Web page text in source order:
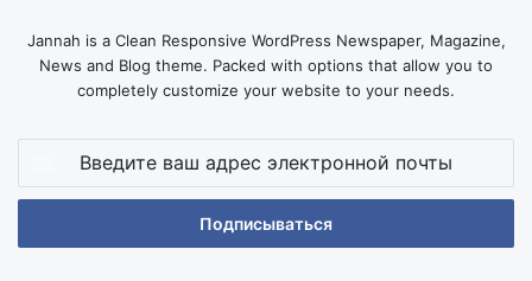
Jannah is a Clean Responsive WordPress Newspaper, Magazine,
News and Blog theme. Packed with options that allow you to
completely customize your website to your needs.
адрес
почты